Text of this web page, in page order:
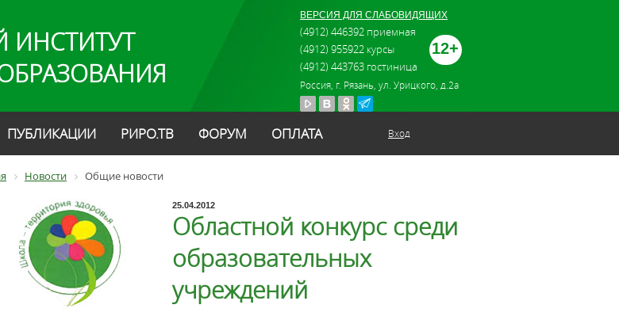
ИНСТИТУТ
12+
ВЕРСИЯ ДЛЯ СЛАБОВИДЯЩИХ
(4912) 446392 приемная
(4912) 955922 курсы
(4912) 443763 гостиница
Россия, г. Рязань, ул. Урицкого, д.2а
ПУБЛИКАЦИИ РИРО.ТВ ФОРУМ ОПЛАТА Вход
Новости Общие новости
25.04.2012
Областной конкурс среди
образовательных
учреждений